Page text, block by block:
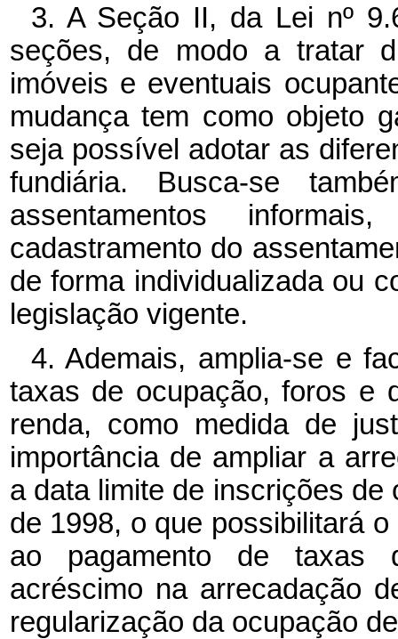
3. A Seção II, da Lei nº
seções, de modo a tratar
imóveis e eventuais
mudança tem como objeto
seja possível adotar as
fundiária. Busca-se
assentamentos
cadastramento do
de forma individualizada ou
legislação vigente.
4. Ademais, amplia-se e
taxas de ocupação, foros e
renda, como medida de
importância de ampliar a
a data limite de inscrições de
de 1998, o que possibilitará
ao pagamento de taxas
acréscimo na arrecadação
regularização da ocupação